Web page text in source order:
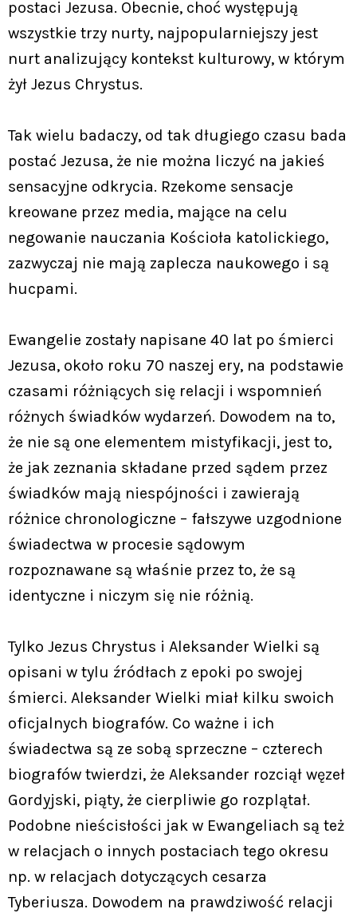
postaci Jezusa. Obecnie, choć występują
wszystkie trzy nurty, najpopularniejszy jest
nurt analizujący kontekst kulturowy, w którym
żył Jezus Chrystus.
Tak wielu badaczy, od tak długiego czasu bada
postać Jezusa, że nie można liczyć na jakieś
sensacyjne odkrycia. Rzekome sensacje
kreowane przez media, mające na celu
negowanie nauczania Kościoła katolickiego,
zazwyczaj nie mają zaplecza naukowego i są
hucpami.
Ewangelie zostały napisane 40 lat po śmierci
Jezusa, około roku 70 naszej ery, na podstawie
czasami różniących się relacji i wspomnień
różnych świadków wydarzeń. Dowodem na to,
że nie są one elementem mistyfikacji, jest to,
że jak zeznania składane przed sądem przez
świadków mają niespójności i zawierają
różnice chronologiczne – fałszywe uzgodnione
świadectwa w procesie sądowym
rozpoznawane są właśnie przez to, że są
identyczne i niczym się nie różnią.
Tylko Jezus Chrystus i Aleksander Wielki są
opisani w tylu źródłach z epoki po swojej
śmierci. Aleksander Wielki miał kilku swoich
oficjalnych biografów. Co ważne i ich
świadectwa są ze sobą sprzeczne – czterech
biografów twierdzi, że Aleksander rozciął węzeł
Gordyjski, piąty, że cierpliwie go rozplątał.
Podobne nieścisłości jak w Ewangeliach są też
w relacjach o innych postaciach tego okresu
np. w relacjach dotyczących cesarza
Tyberiusza. Dowodem na prawdziwość relacji